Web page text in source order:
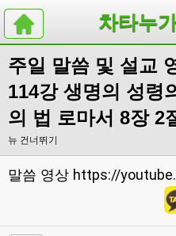
차타누
주일 말씀 및 설교
114강 생명의 성령
의 법 로마서 8장 2
뉴 건너뛰기
말씀 영상 https://